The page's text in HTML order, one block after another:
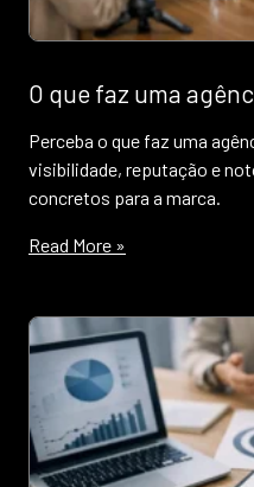
O que faz uma
Perceba o que faz uma
visibilidade, reputação e
concretos para a marca.
Read More »